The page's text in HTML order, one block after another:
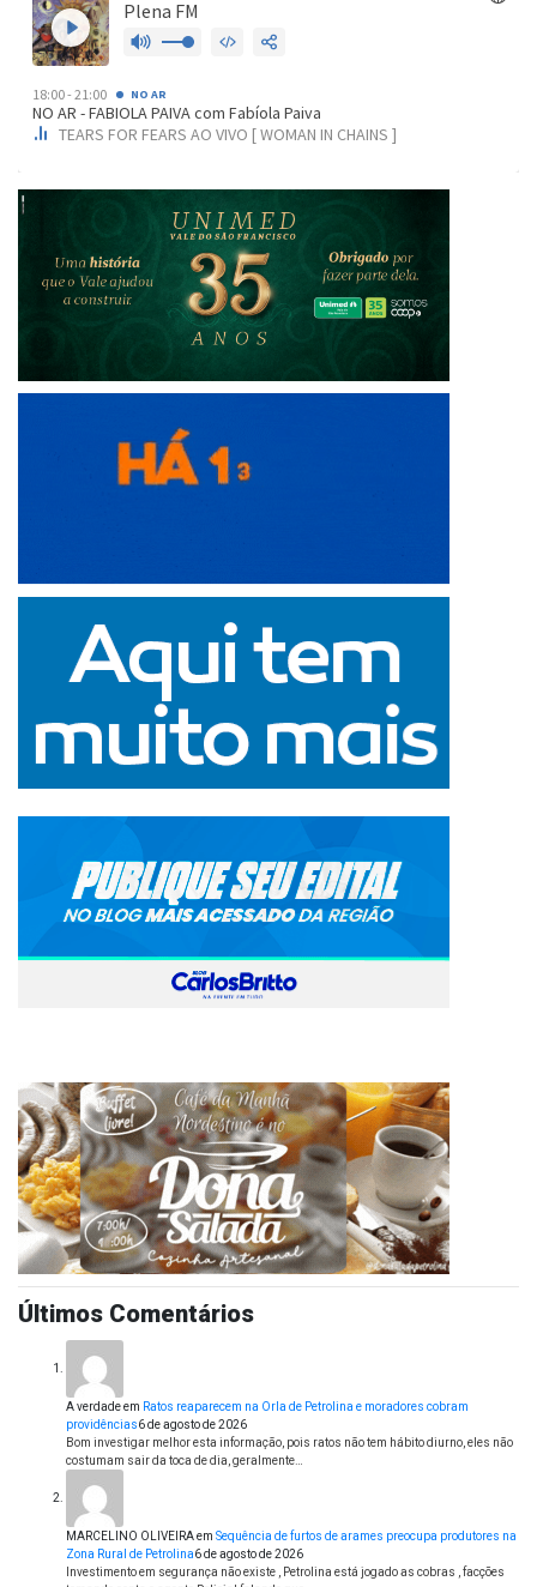
Últimos Comentários
A verdadeem Ratos reaparecem na Orla de Petrolina e moradores cobram
providências6 de agosto de 2026
Bom investigar melhor esta informação, pois ratos não tem hábito diurno, eles não
costumam sair da toca de dia, geralmente…
MARCELINO OLIVEIRAem Sequência de furtos de arames preocupa produtores na
Zona Rural de Petrolina6 de agosto de 2026
Investimento em segurança não existe , Petrolina está jogado as cobras , facções